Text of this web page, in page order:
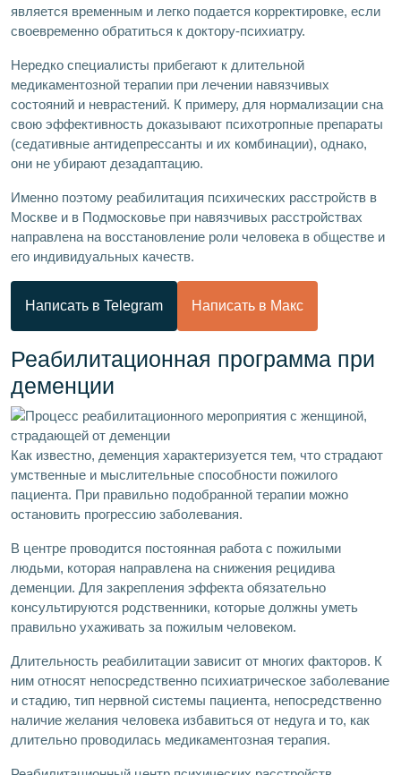
является временным и легко подается корректировке, если
своевременно обратиться к доктору-психиатру.
Нередко специалисты прибегают к длительной
медикаментозной терапии при лечении навязчивых
состояний и неврастений. К примеру, для нормализации сна
свою эффективность доказывают психотропные препараты
(седативные антидепрессанты и их комбинации), однако,
они не убирают дезадаптацию.
Именно поэтому реабилитация психических расстройств в
Москве и в Подмосковье при навязчивых расстройствах
направлена на восстановление роли человека в обществе и
его индивидуальных качеств.
Написать в Telegram Написать в Макс
Реабилитационная программа при
деменции
Как известно, деменция характеризуется тем, что страдают
умственные и мыслительные способности пожилого
пациента. При правильно подобранной терапии можно
остановить прогрессию заболевания.
В центре проводится постоянная работа с пожилыми
людьми, которая направлена на снижения рецидива
деменции. Для закрепления эффекта обязательно
консультируются родственники, которые должны уметь
правильно ухаживать за пожилым человеком.
Длительность реабилитации зависит от многих факторов. К
ним относят непосредственно психиатрическое заболевание
и стадию, тип нервной системы пациента, непосредственно
наличие желания человека избавиться от недуга и то, как
длительно проводилась медикаментозная терапия.